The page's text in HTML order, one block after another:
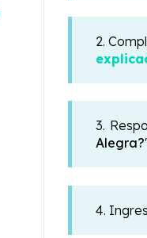
2.
3.
Alegra?
4.